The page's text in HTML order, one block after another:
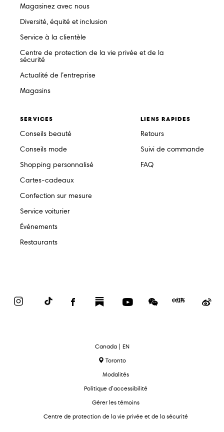
Magasinez avec nous
Diversité, équité et inclusion
Service à la clientèle
Centre de protection de la vie privée et de la
sécurité
Actualité de l’entreprise
Magasins
SERVICES
Conseils beauté
Conseils mode
Shopping personnalisé
Cartes-cadeaux
Confection sur mesure
Service voiturier
Événements
Restaurants
LIENS RAPIDES
Retours
Suivi de commande
FAQ
InstagramTikTok FacebookSubstack YouTubeWeChat
Red
text.language
Canada | EN
Toronto
Modalités
Politique d’accessibilité
Gérer les témoins
Centre de protection de la vie privée et de la sécurité